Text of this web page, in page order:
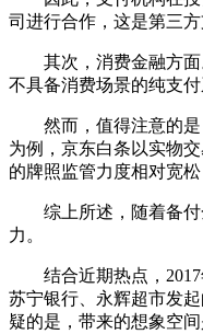
司进行合作，这是第三
其次，消费金融方面
不具备消费场景的纯支
然而，值得注意的是，
为例，京东白条以实物
的牌照监管力度相对宽
综上所述，随着备付
力。
结合近期热点，2017
苏宁银行、永辉超市发
疑的是，带来的想象空间